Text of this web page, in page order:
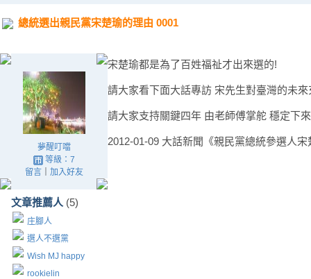
總統選出親民黨宋楚瑜的理由 0001
夢醒叮噹
等級：7
留言｜ 加入好友
文章推薦人 (5)
庄腳人
選人不選黨
Wish MJ happy
rookielin
宋楚瑜都是為了百姓福祉才出來選的!
請大家看下面大話專訪 宋先生對臺灣的未來
請大家支持關鍵四年 由老師傅掌舵 穩定下
2012-01-09 大話新聞《親民黨總統參選人